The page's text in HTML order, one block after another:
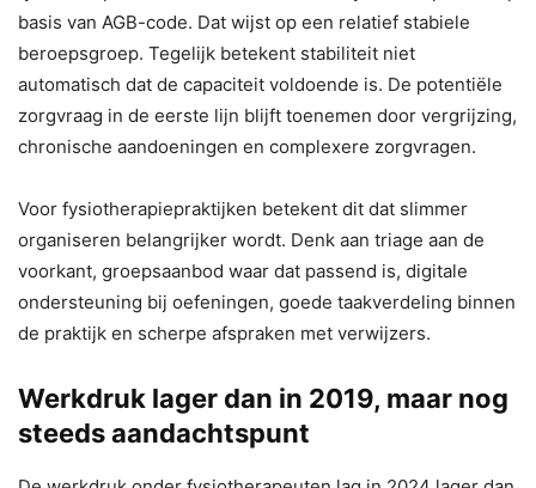
basis van AGB-code. Dat wijst op een relatief stabiele
beroepsgroep. Tegelijk betekent stabiliteit niet
automatisch dat de capaciteit voldoende is. De potentiële
zorgvraag in de eerste lijn blijft toenemen door vergrijzing,
chronische aandoeningen en complexere zorgvragen.
Voor fysiotherapiepraktijken betekent dit dat slimmer
organiseren belangrijker wordt. Denk aan triage aan de
voorkant, groepsaanbod waar dat passend is, digitale
ondersteuning bij oefeningen, goede taakverdeling binnen
de praktijk en scherpe afspraken met verwijzers.
Werkdruk lager dan in 2019, maar nog
steeds aandachtspunt